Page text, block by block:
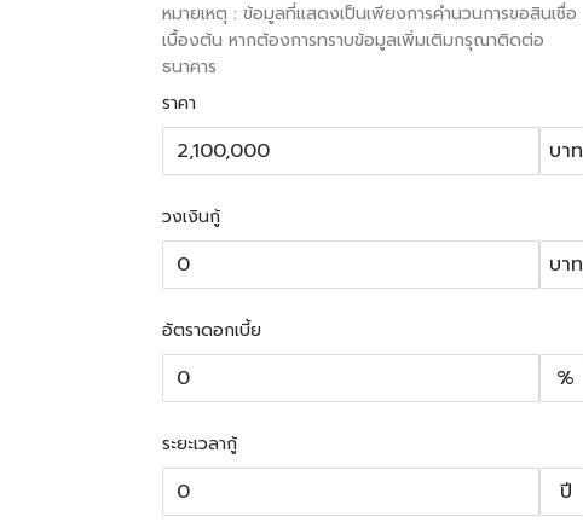
หมายเหตุ : ข้อมูลที่แสดงเป็นเพียงการคำนวนการขอสินเชื่อ
เบื้องต้น หากต้องการทราบข้อมูลเพิ่มเติมกรุณาติดต่อ
ธนาคาร
ราคา
บาท
วงเงินกู้
บาท
อัตราดอกเบี้ย
%
ระยะเวลากู้
ปี